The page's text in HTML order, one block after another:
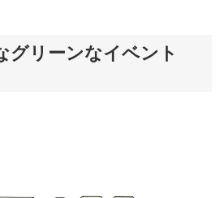
グリーンなイベント